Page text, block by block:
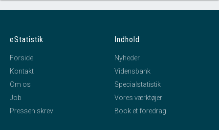
eStatistik
Forside
Kontakt
Om os
Job
Pressen skrev
Indhold
Nyheder
Vidensbank
Specialstatistik
Vores værktøjer
Book et foredrag